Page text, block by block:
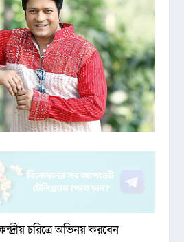
চরিত্রে অভিনয় করবেন